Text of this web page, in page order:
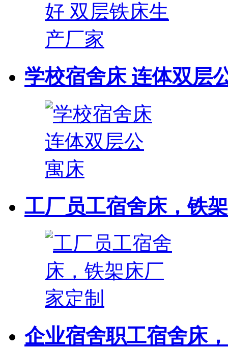
学校宿舍床 连体双层
工厂员工宿舍床，铁
企业宿舍职工宿舍床